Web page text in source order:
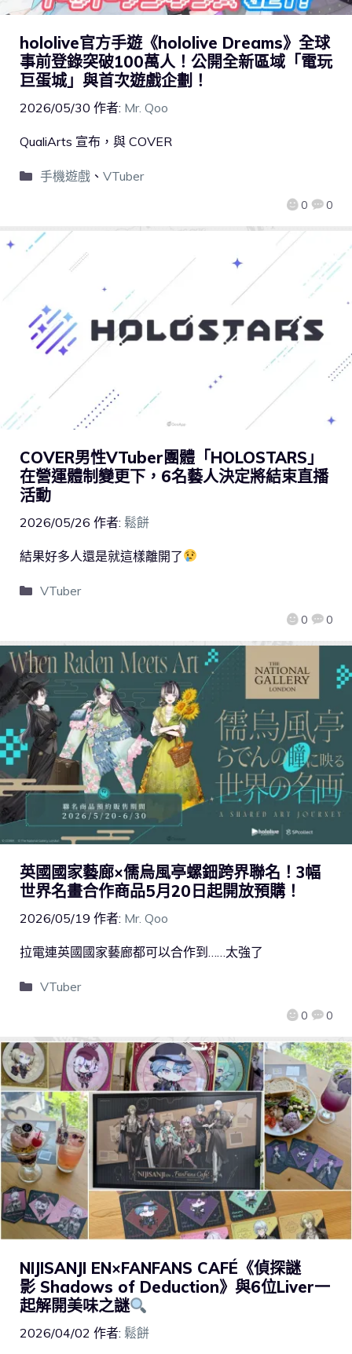
hololive官方手遊《hololive Dreams》全球
事前登錄突破100萬人！公開全新區域「電玩
巨蛋城」與首次遊戲企劃！
2026/05/30 作者: Mr. Qoo
0 0
QualiArts 宣布，與 COVER
手機遊戲、 VTuber
COVER男性VTuber團體「HOLOSTARS」
在營運體制變更下，6名藝人決定將結束直播
活動
2026/05/26 作者: 鬆餅
0 0
結果好多人還是就這樣離開了
VTuber
英國國家藝廊×儒烏風亭螺鈿跨界聯名！3幅
世界名畫合作商品5月20日起開放預購！
2026/05/19 作者: Mr. Qoo
0 0
拉電連英國國家藝廊都可以合作到……太強了
VTuber
NIJISANJI EN×FANFANS CAFÉ《偵探謎
影 Shadows of Deduction》與6位Liver一
起解開美味之謎
2026/04/02 作者: 鬆餅